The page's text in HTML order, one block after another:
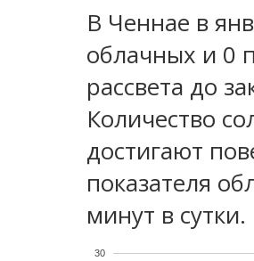
В Ченнае в
облачных и 0
рассвета до
Количество
достигают
показателя
минут в сутки.
30